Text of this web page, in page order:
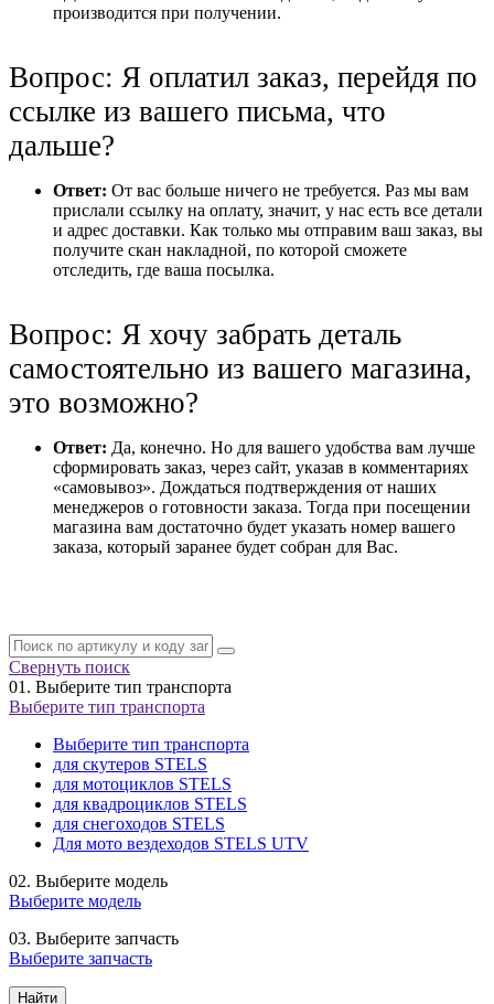
производится при получении.
Вопрос: Я оплатил заказ, перейдя по
ссылке из вашего письма, что
дальше?
Ответ: От вас больше ничего не требуется. Раз мы вам
прислали ссылку на оплату, значит, у нас есть все детали
и адрес доставки. Как только мы отправим ваш заказ, вы
получите скан накладной, по которой сможете
отследить, где ваша посылка.
Вопрос: Я хочу забрать деталь
самостоятельно из вашего магазина,
это возможно?
Ответ: Да, конечно. Но для вашего удобства вам лучше
сформировать заказ, через сайт, указав в комментариях
«самовывоз». Дождаться подтверждения от наших
менеджеров о готовности заказа. Тогда при посещении
магазина вам достаточно будет указать номер вашего
заказа, который заранее будет собран для Вас.
Свернуть поиск
01. Выберите тип транспорта
Выберите тип транспорта
Выберите тип транспорта
для скутеров STELS
для мотоциклов STELS
для квадроциклов STELS
для снегоходов STELS
Для мото вездеходов STELS UTV
02. Выберите модель
Выберите модель
03. Выберите запчасть
Выберите запчасть
Найти